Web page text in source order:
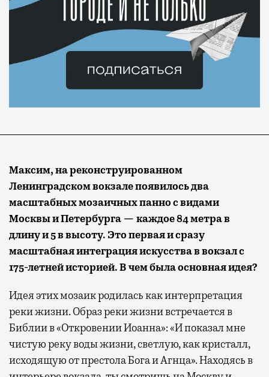
Максим, на реконструированном
Ленинградском вокзале появилось два
масштабных мозаичных панно с видами
Москвы и Петербурга — каждое 84 метра в
длину и 5 в высоту. Это первая и сразу
масштабная интеграция искусства в вокзал с
175-летней историей. В чем была основная идея?
Идея этих мозаик родилась как интерпретация
реки жизни. Образ реки жизни встречается в
Библии в «Откровении Иоанна»: «И показал мне
чистую реку воды жизни, светлую, как кристалл,
исходящую от престола Бога и Агнца». Находясь в